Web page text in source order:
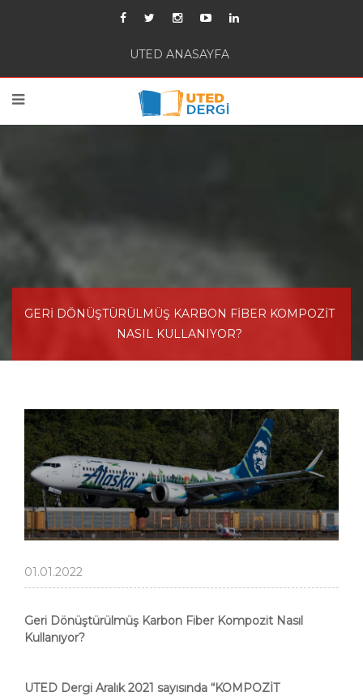
UTED ANASAYFA
GERİ DÖNÜŞTÜRÜLMÜŞ KARBON FİBER KOMPOZİT
NASIL KULLANIYOR?
01.01.2022
Geri Dönüştürülmüş Karbon Fiber Kompozit Nasıl
Kullanıyor?
UTED Dergi Aralık 2021 sayısında “KOMPOZİT